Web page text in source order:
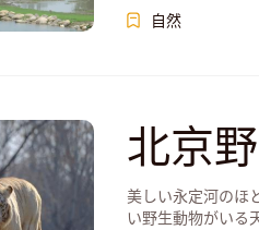
自然
北京
美しい永定河のほ
い野生動物がいる